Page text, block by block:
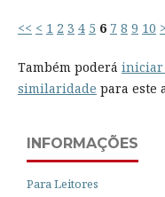
<< < 1 2 3 4 5 6 7 8 9 10 >
Também poderá iniciar
similaridade para este
INFORMAÇÕES
Para Leitores